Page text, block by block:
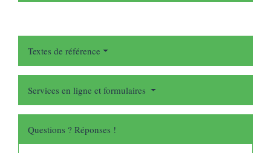
Textes de référence
Services en ligne et formulaires
Questions ? Réponses !